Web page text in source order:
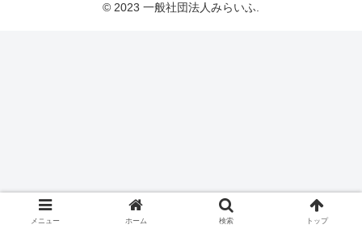
© 2023 一般社団法人みらいふ.
メニュー ホーム 検索 トップ